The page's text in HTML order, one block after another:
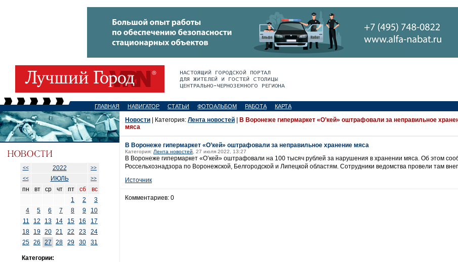
ГЛАВНАЯ НАВИГАТОР СТАТЬИ ФОТОАЛЬБОМ РАБОТА КАРТА
<< 2022
>>
<<
ИЮЛЬ >>
пн вт ср чт пт сб
вс
1
2
3
4
5 6 7 8 9
10
11
12 13 14 15 16
17
18
19 20 21 22 23
24
25 26 27 28 29 30 31
Категории:
Новости | Категория: Лента новостей
В Воронеже гипермаркет «О’кей» оштрафовали за неправильное
мяса
В Воронеже гипермаркет «О’кей» оштрафовали за неправильное хранение мяса
Категория: Лента новостей , 27 июля 2022, 13:27
В Воронеже гипермаркет «О’кей» оштрафовали на 100 тысяч рублей за нарушения в хранении мяса. Об этом
Россельхознадзора по Воронежской, Белгородской и Липецкой областям. Сотрудники ведомства провели там
Источник
Комментариев: 0